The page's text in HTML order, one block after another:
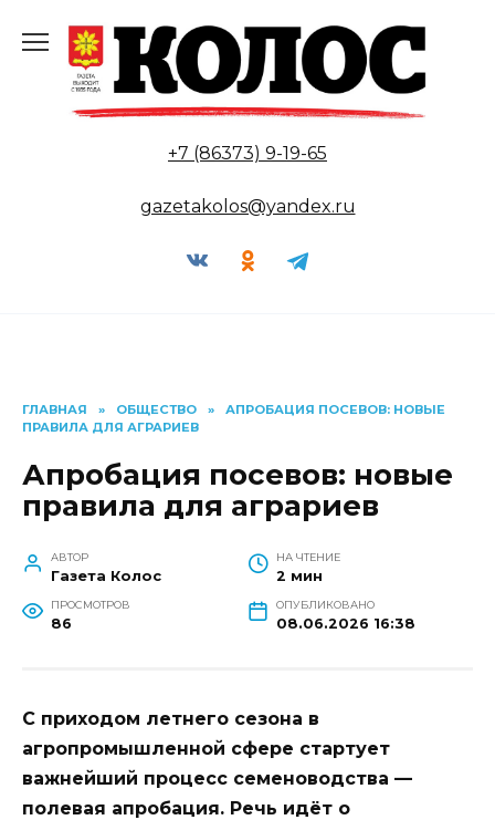
содержанию
+7 (86373) 9-19-65
gazetakolos@yandex.ru
ГЛАВНАЯ » ОБЩЕСТВО »
АПРОБАЦИЯ ПОСЕВОВ: НОВЫЕ
ПРАВИЛА ДЛЯ АГРАРИЕВ
Апробация посевов: новые
правила для аграриев
АВТОР
Газета Колос
НА ЧТЕНИЕ
2 мин
ПРОСМОТРОВ
86
ОПУБЛИКОВАНО
08.06.2026 16:38
С приходом летнего сезона в
агропромышленной сфере стартует
важнейший процесс семеноводства —
полевая апробация. Речь идёт о